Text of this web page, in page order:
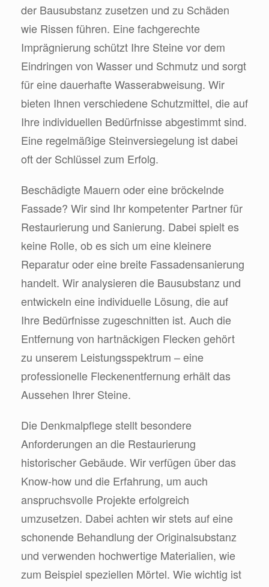
der Bausubstanz zusetzen und zu Schäden
wie Rissen führen. Eine fachgerechte
Imprägnierung schützt Ihre Steine vor dem
Eindringen von Wasser und Schmutz und sorgt
für eine dauerhafte Wasserabweisung. Wir
bieten Ihnen verschiedene Schutzmittel, die auf
Ihre individuellen Bedürfnisse abgestimmt sind.
Eine regelmäßige Steinversiegelung ist dabei
oft der Schlüssel zum Erfolg.
Beschädigte Mauern oder eine bröckelnde
Fassade? Wir sind Ihr kompetenter Partner für
Restaurierung und Sanierung. Dabei spielt es
keine Rolle, ob es sich um eine kleinere
Reparatur oder eine breite Fassadensanierung
handelt. Wir analysieren die Bausubstanz und
entwickeln eine individuelle Lösung, die auf
Ihre Bedürfnisse zugeschnitten ist. Auch die
Entfernung von hartnäckigen Flecken gehört
zu unserem Leistungsspektrum – eine
professionelle Fleckenentfernung erhält das
Aussehen Ihrer Steine.
Die Denkmalpflege stellt besondere
Anforderungen an die Restaurierung
historischer Gebäude. Wir verfügen über das
Know-how und die Erfahrung, um auch
anspruchsvolle Projekte erfolgreich
umzusetzen. Dabei achten wir stets auf eine
schonende Behandlung der Originalsubstanz
und verwenden hochwertige Materialien, wie
zum Beispiel speziellen Mörtel. Wie wichtig ist